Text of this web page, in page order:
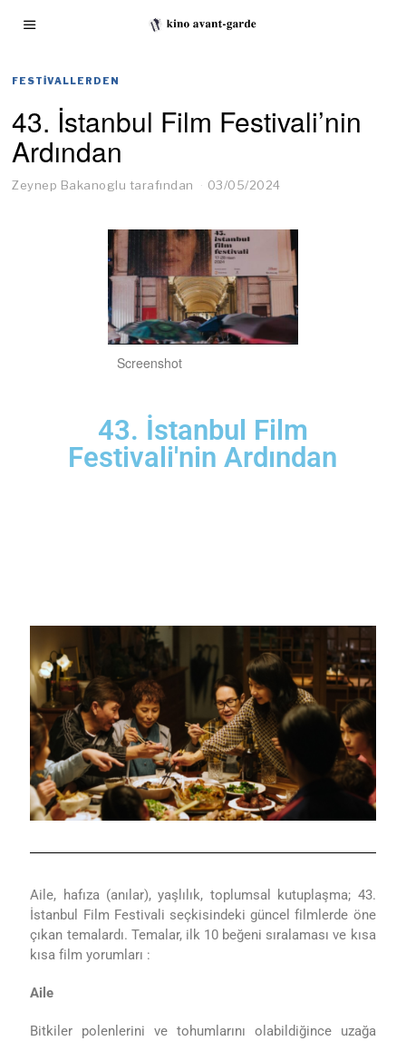
FESTIVALLERDEN
43. İstanbul Film Festivali’nin
Ardından
Zeynep Bakanoglu tarafından 03/05/2024
Screenshot
43. İstanbul Film
Festivali'nin Ardından
Aile, hafıza (anılar), yaşlılık, toplumsal kutuplaşma; 43.
İstanbul Film Festivali seçkisindeki güncel filmlerde öne
çıkan temalardı. Temalar, ilk 10 beğeni sıralaması ve kısa
kısa film yorumları :
Aile
Bitkiler polenlerini ve tohumlarını olabildiğince uzağa